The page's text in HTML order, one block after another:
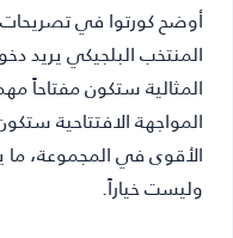
المنتخب البلجيكي يريد
المثالية ستكون مفتاحاً
المواجهة الافتتاحية
الأقوى في المجموعة، ما
وليست خياراً.